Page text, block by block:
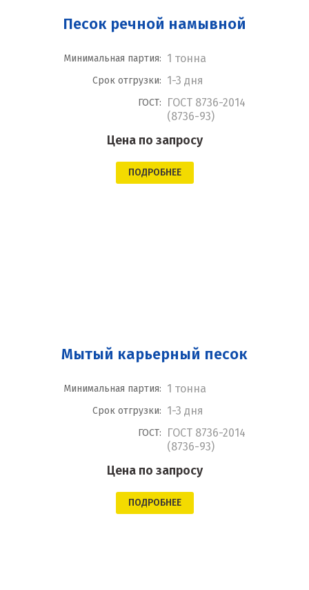
Песок речной намывной
Минимальная партия: 1 тонна
Срок отгрузки: 1-3 дня
ГОСТ:
ГОСТ 8736-2014
(8736-93)
Цена по запросу
ПОДРОБНЕЕ
Мытый карьерный песок
Минимальная партия: 1 тонна
Срок отгрузки: 1-3 дня
ГОСТ:
ГОСТ 8736-2014
(8736-93)
Цена по запросу
ПОДРОБНЕЕ